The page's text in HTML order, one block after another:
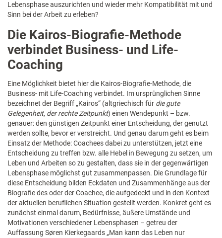
Lebensphase auszurichten und wieder mehr Kompatibilität mit und
Sinn bei der Arbeit zu erleben?
Die Kairos-Biografie-Methode
verbindet Business- und Life-
Coaching
Eine Möglichkeit bietet hier die Kairos-Biografie-Methode, die
Business- mit Life-Coaching verbindet. Im ursprünglichen Sinne
bezeichnet der Begriff „Kairos“ (altgriechisch für die gute
Gelegenheit, der rechte Zeitpunkt) einen Wendepunkt – bzw.
genauer: den günstigen Zeitpunkt einer Entscheidung, der genutzt
werden sollte, bevor er verstreicht. Und genau darum geht es beim
Einsatz der Methode: Coachees dabei zu unterstützen, jetzt eine
Entscheidung zu treffen bzw. alle Hebel in Bewegung zu setzen, um
Leben und Arbeiten so zu gestalten, dass sie in der gegenwärtigen
Lebensphase möglichst gut zusammenpassen. Die Grundlage für
diese Entscheidung bilden Eckdaten und Zusammenhänge aus der
Biografie des oder der Coachee, die aufgedeckt und in den Kontext
der aktuellen beruflichen Situation gestellt werden. Konkret geht es
zunächst einmal darum, Bedürfnisse, äußere Umstände und
Motivationen verschiedener Lebensphasen – getreu der
Auffassung Søren Kierkegaards „Man kann das Leben nur